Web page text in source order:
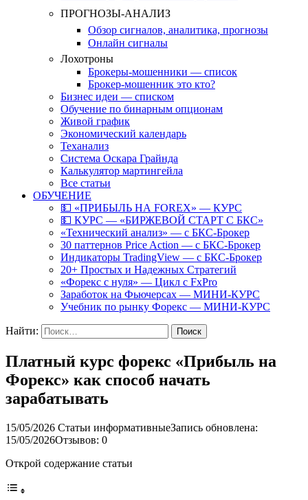
ПРОГНОЗЫ-АНАЛИЗ
Обзор сигналов, аналитика, прогнозы
Онлайн сигналы
Лохотроны
Брокеры-мошенники — список
Брокер-мошенник это кто?
Бизнес идеи — списком
Обучение по бинарным опционам
Живой график
Экономический календарь
Теханализ
Система Оскара Грайнда
Калькулятор мартингейла
Все статьи
ОБУЧЕНИЕ
💵 «ПРИБЫЛЬ НА FOREX» — КУРС
💵 КУРС — «БИРЖЕВОЙ СТАРТ С БКС»
«Технический анализ» — с БКС-Брокер
30 паттернов Price Action — с БКС-Брокер
Индикаторы TradingView — с БКС-Брокер
20+ Простых и Надежных Стратегий
«Форекс с нуля» — Цикл с FxPro
Заработок на Фьючерсах — МИНИ-КУРС
Учебник по рынку Форекс — МИНИ-КУРС
Найти:
Платный курс форекс «Прибыль на
Форекс» как способ начать
зарабатывать
15/05/2026 Статьи информативныеЗапись обновлена:
15/05/2026Отзывов: 0
Открой содержание статьи